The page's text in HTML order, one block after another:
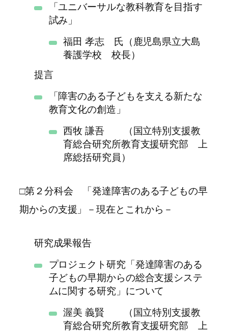
「ユニバーサルな教科教育を目指す
試み」
福田 孝志 氏（鹿児島県立大島
養護学校 校長）
提言
「障害のある子どもを支える新たな
教育文化の創造」
西牧 謙吾 （国立特別支援教
育総合研究所教育支援研究部 上
席総括研究員）
□第２分科会 「発達障害のある子どもの早
期からの支援」－現在とこれから－
研究成果報告
プロジェクト研究「発達障害のある
子どもの早期からの総合支援システ
ムに関する研究」について
渥美 義賢 （国立特別支援教
育総合研究所教育支援研究部 上